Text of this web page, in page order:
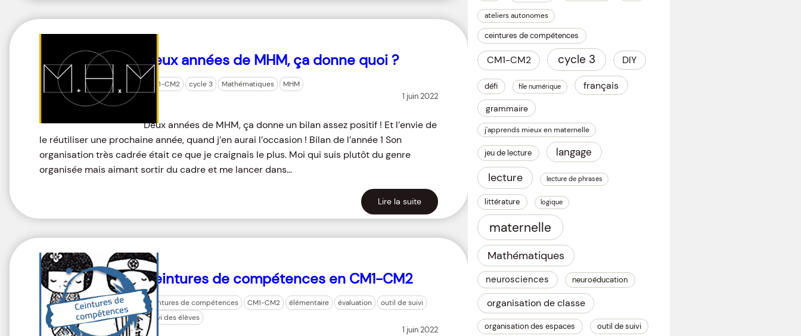
Deux années de MHM, ça donne quoi ?
CM1-CM2 cycle 3 Mathématiques MHM
1 juin 2022
Deux années de MHM, ça donne un bilan assez positif ! Et l’envie de
le réutiliser une prochaine année, quand j’en aurai l’occasion ! Bilan de l’année 1 Son
organisation très cadrée était ce que je craignais le plus. Moi qui suis plutôt du genre
organisée mais aimant sortir du cadre et me lancer dans…
Lire la suite
Ceintures de compétences en CM1-CM2
ceintures de compétences CM1-CM2 élémentaire évaluation
outil de suivi
suivi des élèves
1 juin 2022
ateliers autonomes
ceintures de compétences
CM1-CM2 cycle 3 DIY
défi file numérique français
grammaire
j'apprends mieux en maternelle
jeu de lecture langage
lecture lecture de phrases
littérature logique
maternelle
Mathématiques
neurosciences neuroéducation
organisation de classe
organisation des espaces outil de suivi